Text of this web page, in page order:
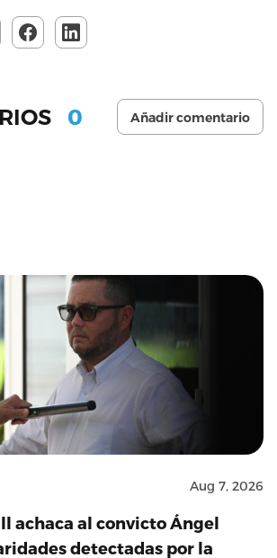
0 Añadir comentario
Aug 7, 2026
achaca al convicto Ángel
detectadas por la